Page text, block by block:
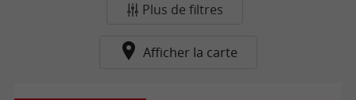
Plus de filtres
Afficher la carte